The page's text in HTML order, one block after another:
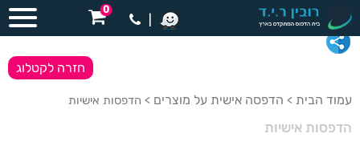
0
עמוד הבית > הדפסה אישית על מוצרים > הדפסות אישיות
הדפסות אישיות
חזרה לקטלוג